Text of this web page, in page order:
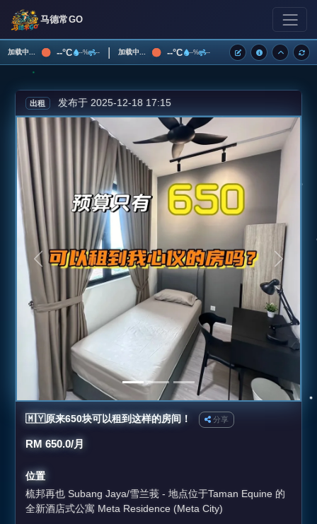
马德常GO
加载中... --°C --% -- | 加载中... --°C --% --
出租 发布于 2025-12-18 17:15
上一张 下一张
🇲🇾原来650块可以租到这样的房间！ 分享
RM 650.0/月
位置
梳邦再也 Subang Jaya/雪兰莪 - 地点位于Taman Equine 的
全新酒店式公寓 Meta Residence (Meta City)